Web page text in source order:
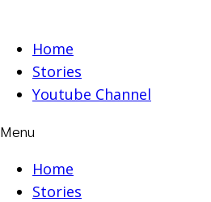
contentHome
Stories
Youtube Channel
Menu
Home
Stories